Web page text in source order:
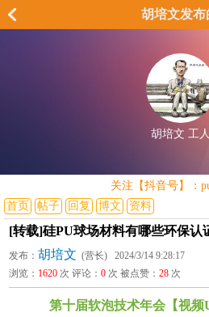
胡培文发布
胡培文 工人
关注【抖音号】：
首页
帖子 回复 博文 资料
[转载]硅PU球场材料有哪些环保认
发布： 胡培文 (营长) 2024/3/14 9:28:17
浏览： 1620 次 评论：0 次 被点赞：28 次
第十届软泡技术年会【视频